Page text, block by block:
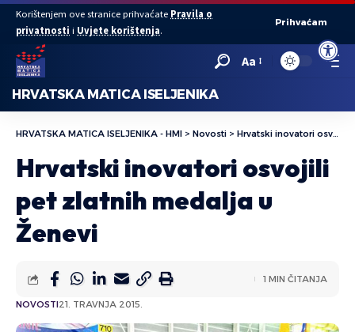
Open
Korištenjem ove stranice prihvaćate Pravila o
privatnosti i Uvjete korištenja.
Prihvaćam
Aa
HRVATSKA MATICA ISELJENIKA
HRVATSKA MATICA ISELJENIKA - HMI > Novosti > Hrvatski inovatori osvojili pet zlatnih medalja u Ženevi
Hrvatski inovatori osvojili
pet zlatnih medalja u
Ženevi
NOVOSTI21. TRAVNJA 2015.
1 MIN ČITANJA